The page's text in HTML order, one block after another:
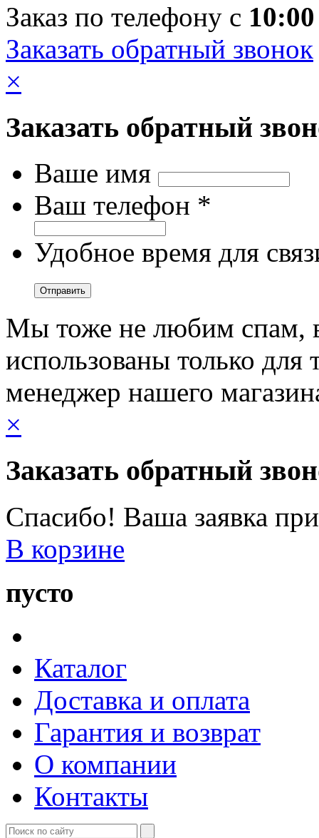
Заказ по телефону с 10:00
Заказать обратный звонок
×
Заказать обратный
Ваше имя
Ваш телефон *
Удобное время для
Мы тоже не любим спам,
использованы только для
менеджер нашего
×
Заказать обратный
Спасибо! Ваша заявка
В корзине
пусто
Каталог
Доставка и оплата
Гарантия и возврат
О компании
Контакты